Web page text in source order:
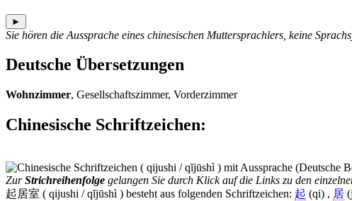
►
Sie hören die Aussprache eines chinesischen Muttersprachlers, keine
Deutsche Übersetzungen
Wohnzimmer, Gesellschaftszimmer, Vorderzimmer
Chinesische Schriftzeichen:
ZurStrichreihenfolge gelangen Sie durch Klick auf die Links zu den
起居室 ( qijushi / qĭjūshì ) besteht aus folgenden Schriftzeichen: 起 (qi) , 居